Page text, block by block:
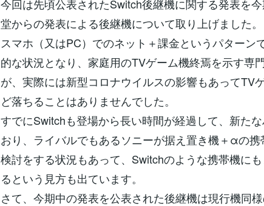
今回は先頃公表されたSwitch後継機に関する発表を
堂からの発表による後継機について取り上げました。
スマホ（又はPC）でのネット＋課金というパターン
的な状況となり、家庭用のTVゲーム機終焉を示す専
が、実際には新型コロナウイルスの影響もあってTV
ど落ちることはありませんでした。
すでにSwitchも登場から長い時間が経過して、新た
おり、ライバルでもあるソニーが据え置き機＋αの
検討をする状況もあって、Switchのような携帯機に
るという見方も出ています。
さて、今期中の発表を公表された後継機は現行機同